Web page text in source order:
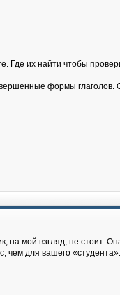
Где их найти чтобы
формы глаголов.
мой взгляд, не стоит.
чем для вашего «студента».